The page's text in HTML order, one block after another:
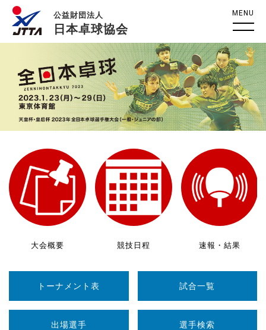
公益財団法人
日本卓球協会
MENU
大会概要 競技日程 速報・結果
トーナメント表 試合一覧
出場選手 選手検索